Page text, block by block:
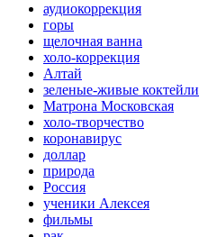
аудиокоррекция
горы
щелочная ванна
холо-коррекция
Алтай
зеленые-живые коктейли
Матрона Московская
холо-творчество
коронавирус
доллар
природа
Россия
ученики Алексея
фильмы